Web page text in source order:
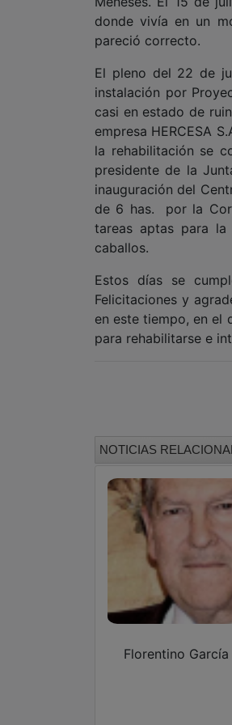
donde vivía en un
pareció correcto.
El pleno del 22 de
instalación por
casi en estado de
empresa HERCESA
la rehabilitación se
presidente de la
inauguración del
de 6 has. por la
tareas aptas para
caballos.
Estos días se
Felicitaciones y
en este tiempo, en el
para rehabilitarse e
NOTICIAS
Florentino García